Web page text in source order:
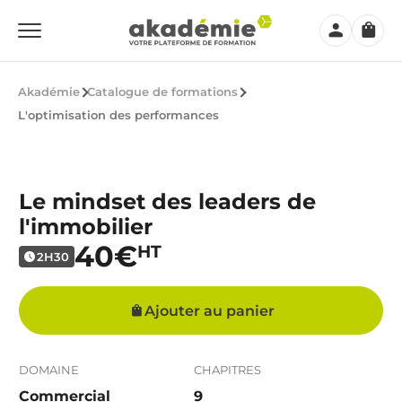
Mon
comptePanier
Akadémie Catalogue de formations
L'optimisation des performances
Le mindset des leaders de
l'immobilier
2H30 40€HT
Ajouter au panier
DOMAINE
Commercial
CHAPITRES
9